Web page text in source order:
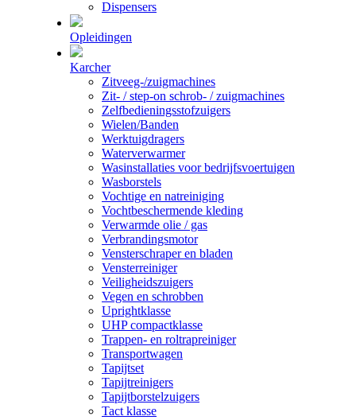
Dispensers
Opleidingen
Karcher
Zitveeg-/zuigmachines
Zit- / step-on schrob- / zuigmachines
Zelfbedieningsstofzuigers
Wielen/Banden
Werktuigdragers
Waterverwarmer
Wasinstallaties voor bedrijfsvoertuigen
Wasborstels
Vochtige en natreiniging
Vochtbeschermende kleding
Verwarmde olie / gas
Verbrandingsmotor
Vensterschraper en bladen
Vensterreiniger
Veiligheidszuigers
Vegen en schrobben
Uprightklasse
UHP compactklasse
Trappen- en roltrapreiniger
Transportwagen
Tapijtset
Tapijtreinigers
Tapijtborstelzuigers
Tact klasse